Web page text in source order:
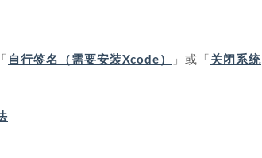
自行签名（需要安装Xcode） 」或「 关闭系统